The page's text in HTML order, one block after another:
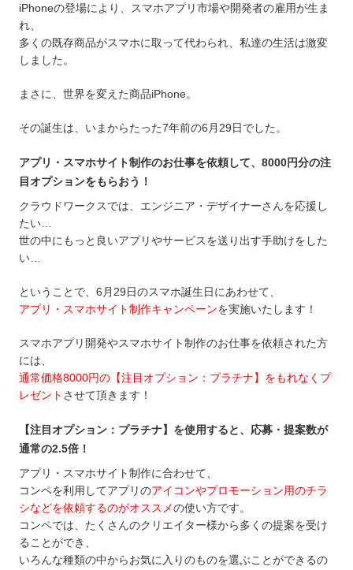
iPhoneの登場により、スマホアプリ市場や開発者の雇用が生ま
れ、
多くの既存商品がスマホに取って代わられ、私達の生活は激変
しました。
まさに、世界を変えた商品iPhone。
その誕生は、いまからたった7年前の6月29日でした。
アプリ・スマホサイト制作のお仕事を依頼して、8000円分の注
目オプションをもらおう！
クラウドワークスでは、エンジニア・デザイナーさんを応援し
たい…
世の中にもっと良いアプリやサービスを送り出す手助けをした
い…
ということで、6月29日のスマホ誕生日にあわせて、
アプリ・スマホサイト制作キャンペーンを実施いたします！
スマホアプリ開発やスマホサイト制作のお仕事を依頼された方
には、
通常価格8000円の【注目オプション：プラチナ】をもれなくプ
レゼント させて頂きます！
【注目オプション：プラチナ】を使用すると、応募・提案数が
通常の2.5倍！
アプリ・スマホサイト制作に合わせて、
コンペを利用してアプリのアイコンやプロモーション用のチラ
シなどを依頼するのがオススメの使い方です。
コンペでは、たくさんのクリエイター様から多くの提案を受け
ることができ、
いろんな種類の中からお気に入りのものを選ぶことができるの